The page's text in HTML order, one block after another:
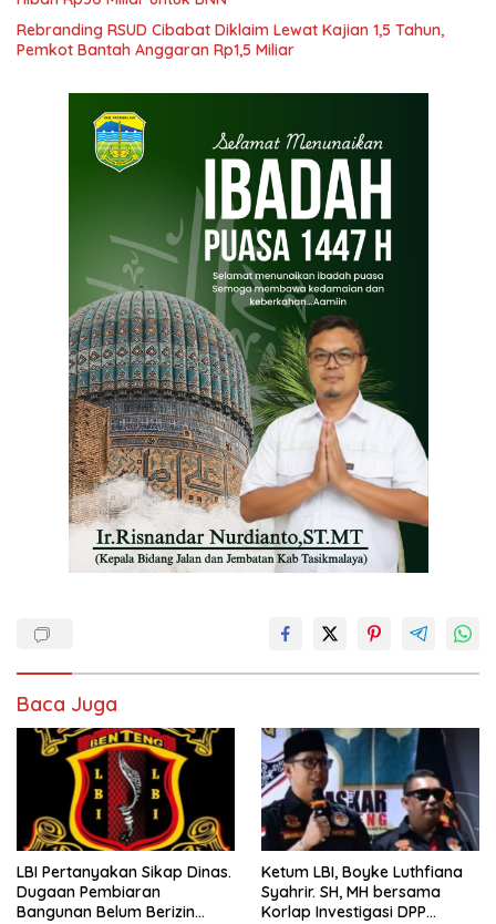
Rebranding RSUD Cibabat Diklaim Lewat Kajian 1,5 Tahun,
Pemkot Bantah Anggaran Rp1,5 Miliar
Baca Juga
LBI Pertanyakan Sikap Dinas.
Dugaan Pembiaran
Bangunan Belum Berizin
Ketum LBI, Boyke Luthfiana
Syahrir. SH, MH bersama
Korlap Investigasi DPP